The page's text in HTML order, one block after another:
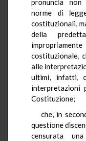
pronuncia
norme di
costituzionali,
della
costituzionale,
alle
ultimi, infatti,
interpretazioni
Costituzione;
che, in
questione
censurata